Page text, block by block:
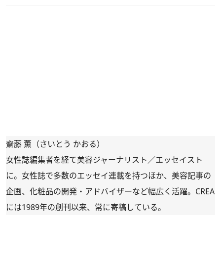
齋藤 薫（さいとう かおる）
女性誌編集者を経て美容ジャーナリスト／エッセイスト
に。女性誌で多数のエッセイ連載を持つほか、美容記事の
企画、化粧品の開発・アドバイザーなど幅広く活躍。CREA
には1989年の創刊以来、常に寄稿している。